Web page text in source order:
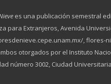
es una publicación semestral
para Extranjeros, Avenida
, flores-
otorgados por el Instituto
número 3002, Ciudad